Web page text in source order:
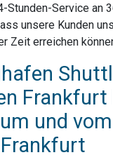
Stunden-Service an
unsere Kunden
Zeit erreichen
Frankfurt
und vom